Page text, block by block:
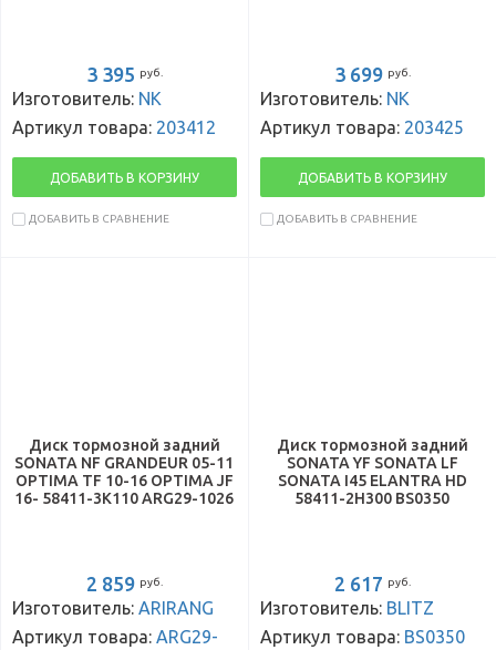
3 395 руб.
Изготовитель: NK
Артикул товара: 203412
ДОБАВИТЬ В КОРЗИНУ
ДОБАВИТЬ В СРАВНЕНИЕ
3 699 руб.
Изготовитель: NK
Артикул товара: 203425
ДОБАВИТЬ В КОРЗИНУ
ДОБАВИТЬ В СРАВНЕНИЕ
Диск тормозной задний
SONATA NF GRANDEUR 05-11
OPTIMA TF 10-16 OPTIMA JF
16- 58411-3K110 ARG29-1026
2 859 руб.
Изготовитель: ARIRANG
Артикул товара: ARG29-
Диск тормозной задний
SONATA YF SONATA LF
SONATA I45 ELANTRA HD
58411-2H300 BS0350
2 617 руб.
Изготовитель: BLITZ
Артикул товара: BS0350